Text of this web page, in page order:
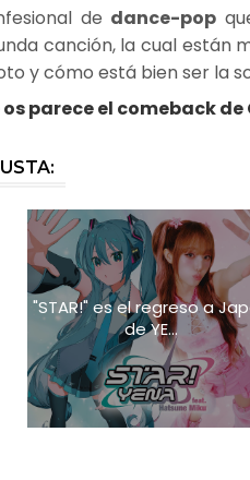
de dance-pop
canción, la cual están
y cómo está bien ser la
os parece el comeback de
"STAR!" es el regreso a
de YE...